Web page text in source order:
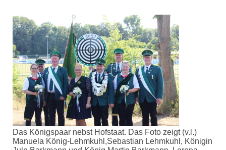
Das Königspaar nebst Hofstaat. Das Foto zeigt (v.l.)
Manuela König-Lehmkuhl,Sebastian Lehmkuhl, Königin